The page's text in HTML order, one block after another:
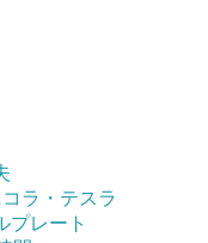
ラ・テスラ
プレート